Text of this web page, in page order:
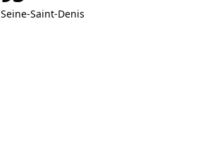
Seine-Saint-Denis